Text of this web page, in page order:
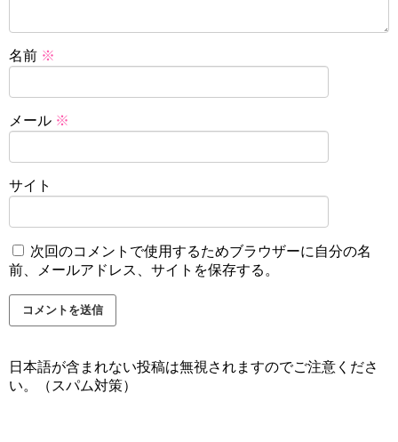
名前 ※
メール ※
サイト
次回のコメントで使用するためブラウザーに自分の名
前、メールアドレス、サイトを保存する。
日本語が含まれない投稿は無視されますのでご注意くださ
い。（スパム対策）